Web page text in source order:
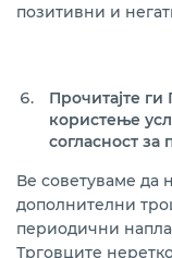
позитивни и
Прочитајте
користење
согласност за
Ве советуваме да
дополнителни
периодични
Трговците